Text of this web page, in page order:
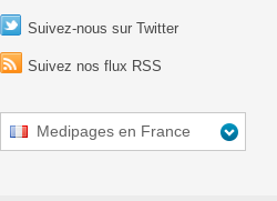
Suivez-nous sur Twitter
Suivez nos flux RSS
Medipages en France